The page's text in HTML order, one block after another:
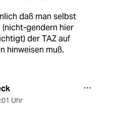
daß man selbst
gendern hier
der TAZ auf
hinweisen muß.
Uhr